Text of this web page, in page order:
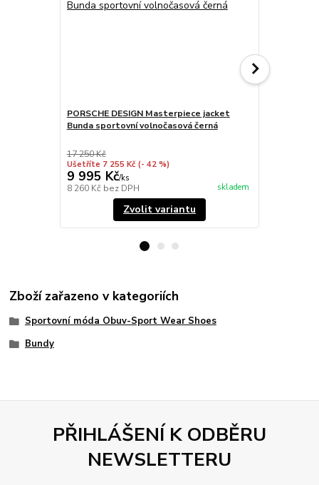
PORSCHE DESIGN Masterpiece jacket
Bunda sportovní volnočasová černá
17 250 Kč
Ušetříte 7 255 Kč (- 42 %)
9 995 Kč/ks
8 260 Kč bez DPH skladem
Zvolit variantu
Zboží zařazeno v kategoriích
Sportovní móda Obuv-Sport Wear Shoes
Bundy
PŘIHLÁŠENÍ K ODBĚRU
NEWSLETTERU